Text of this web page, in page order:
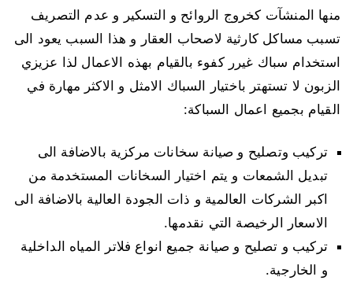
منها المنشآت كخروج الروائح و التسكير و عدم التصريف
تسبب مساكل كارثية لاصحاب العقار و هذا السبب يعود الى
استخدام سباك غيرر كفوء بالقيام بهذه الاعمال لذا عزيزي
الزبون لا تستهتر باختيار السباك الامثل و الاكثر مهارة في
القيام بجميع اعمال السباكة:
تركيب وتصليح و صيانة سخانات مركزية بالاضافة الى
تبديل الشمعات و يتم اختيار السخانات المستخدمة من
اكبر الشركات العالمية و ذات الجودة العالية بالاضافة الى
الاسعار الرخيصة التي نقدمها.
تركيب و تصليح و صيانة جميع انواع فلاتر المياه الداخلية
و الخارجية.